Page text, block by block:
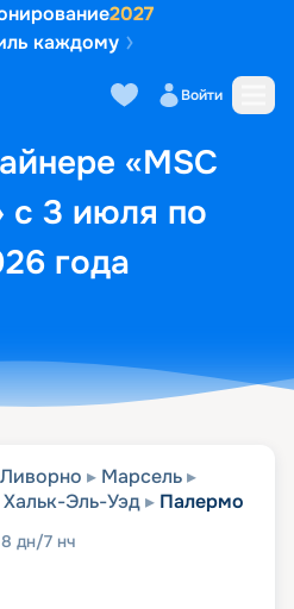
2027
каждому
Войти
«MSC
с 3 июля по
года
кают Маршрут и
Ливорно
Марсель
Хальк-Эль-Уэд Палермо
8 дн/7 нч